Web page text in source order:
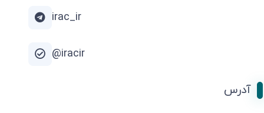
irac_ir
iracir@
آدرس